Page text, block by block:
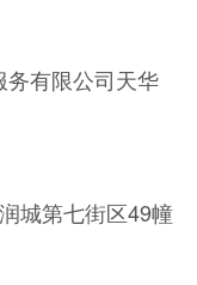
有限公司天华
城第七街区49幢